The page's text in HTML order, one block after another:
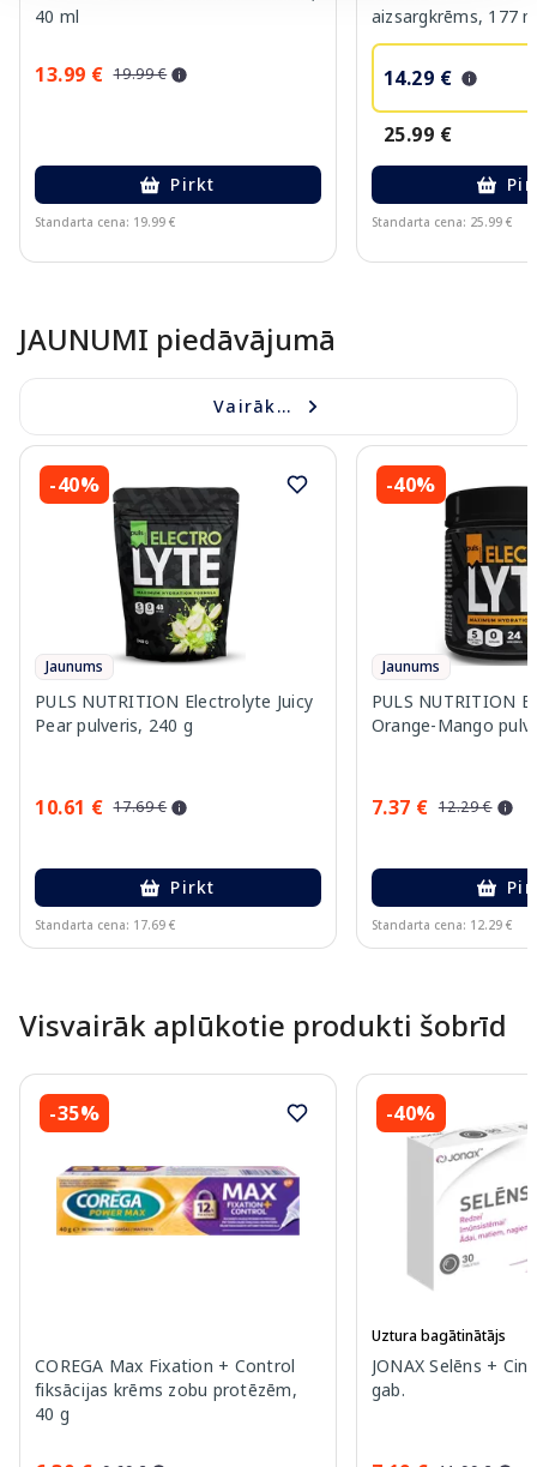
40 ml
13.99 € 19.99 €
Pirkt
Standarta cena: 19.99 €
aizsargkrēms, 177
14.29 €
25.99 €
Standarta cena: 25.99 €
JAUNUMI piedāvājumā
Vairāk...
-40%
Jaunums
PULS NUTRITION Electrolyte Juicy
Pear pulveris, 240 g
10.61 € 17.69 €
Pirkt
Standarta cena: 17.69 €
-40%
Jaunums
PULS NUTRITION
Orange-Mango
7.37 € 12.29 €
Standarta cena: 12.29 €
Visvairāk aplūkotie produkti šobrīd
-35%
COREGA Max Fixation + Control
fiksācijas krēms zobu protēzēm,
40 g
-40%
Uztura bagātinātājs
JONAX Selēns +
gab.